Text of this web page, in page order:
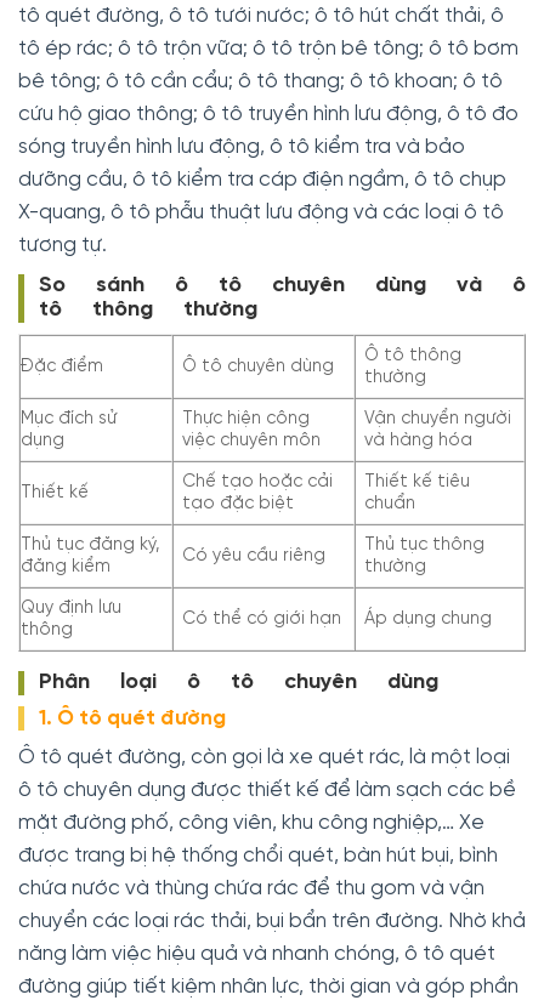
tô quét đường, ô tô tưới nước; ô tô hút chất thải, ô
tô ép rác; ô tô trộn vữa; ô tô trộn bê tông; ô tô bơm
bê tông; ô tô cần cẩu; ô tô thang; ô tô khoan; ô tô
cứu hộ giao thông; ô tô truyền hình lưu động, ô tô đo
sóng truyền hình lưu động, ô tô kiểm tra và bảo
dưỡng cầu, ô tô kiểm tra cáp điện ngầm, ô tô chụp
X-quang, ô tô phẫu thuật lưu động và các loại ô tô
tương tự.
So sánh ô tô chuyên dùng và ô
tô thông thường
Đặc điểm Ô tô chuyên dùng
Ô tô thông
thường
Mục đích sử
dụng
Thực hiện công
việc chuyên môn
Vận chuyển người
và hàng hóa
Thiết kế
Chế tạo hoặc cải
tạo đặc biệt
Thiết kế tiêu
chuẩn
Thủ tục đăng ký,
đăng kiểm
Có yêu cầu riêng
Thủ tục thông
thường
Quy định lưu
thông
Có thể có giới hạn Áp dụng chung
Phân loại ô tô chuyên dùng
1. Ô tô quét đường
Ô tô quét đường, còn gọi là xe quét rác, là một loại
ô tô chuyên dụng được thiết kế để làm sạch các bề
mặt đường phố, công viên, khu công nghiệp,… Xe
được trang bị hệ thống chổi quét, bàn hút bụi, bình
chứa nước và thùng chứa rác để thu gom và vận
chuyển các loại rác thải, bụi bẩn trên đường. Nhờ khả
năng làm việc hiệu quả và nhanh chóng, ô tô quét
đường giúp tiết kiệm nhân lực, thời gian và góp phần